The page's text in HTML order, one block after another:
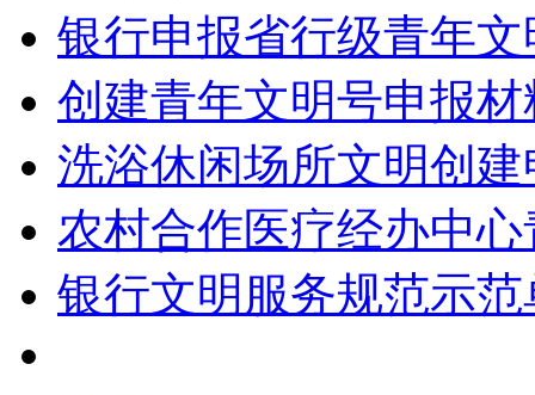
银行申报省行级青年
创建青年文明号申报材
洗浴休闲场所文明创
农村合作医疗经办中
银行文明服务规范示